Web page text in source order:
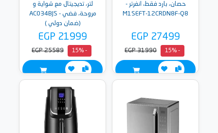
حصان، بارد فقط، انفرتر -
M1SEFT-12CRDN8F-Q8
EGP 27499
- 15%
EGP 31990
لتر، تديجيتال مع شواية و
مروحة، فضي - AC034BJS
(ضمان دولي )
EGP 21999
- 15%
EGP 25589